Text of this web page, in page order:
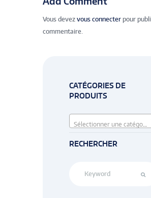
Vous devez vous connecter pour
commentaire.
CATÉGORIES DE
PRODUITS
Sélectionner une catégorie
RECHERCHER